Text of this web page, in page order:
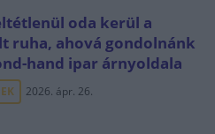
oda kerül a
ruha, ahová gondolnánk
hand ipar árnyoldala
2026. ápr. 26.